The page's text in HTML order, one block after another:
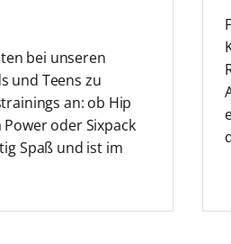
bei unseren
und Teens zu
an: ob Hip
oder Sixpack
Spaß und ist im